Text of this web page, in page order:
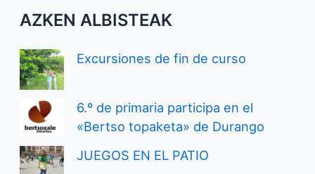
AZKEN ALBISTEAK
Excursiones de fin de curso
6.º de primaria participa en el
«Bertso topaketa» de Durango
JUEGOS EN EL PATIO